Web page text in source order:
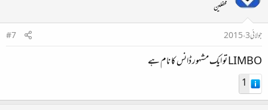
محفلین
جولائی 3، 2015
#7
LIMBO تو ایک مشہور ڈانس کا نام ہے
1